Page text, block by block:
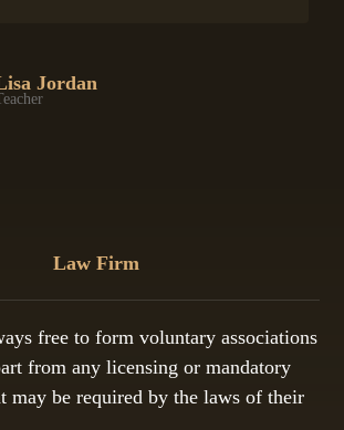
Jordan
Law Firm
free to form voluntary associations
from any licensing or mandatory
may be required by the laws of their